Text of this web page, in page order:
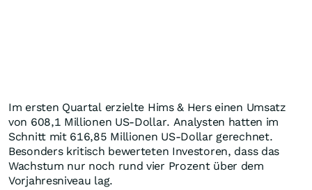
Im ersten Quartal erzielte Hims & Hers einen Umsatz
von 608,1 Millionen US-Dollar. Analysten hatten im
Schnitt mit 616,85 Millionen US-Dollar gerechnet.
Besonders kritisch bewerteten Investoren, dass das
Wachstum nur noch rund vier Prozent über dem
Vorjahresniveau lag.